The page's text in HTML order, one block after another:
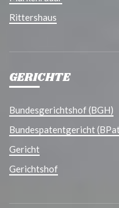
Rittershaus
GERICHTE
Bundesgerichtshof (BGH)
Bundespatentgericht
Gericht
Gerichtshof